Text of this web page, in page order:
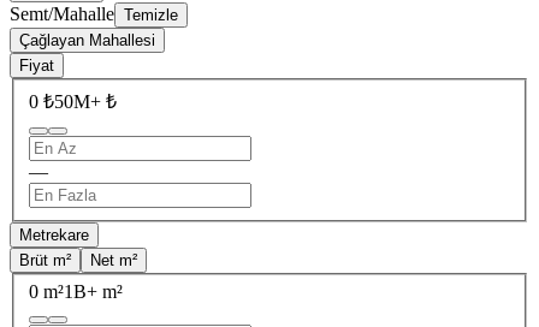
Semt/Mahalle Temizle
Çağlayan Mahallesi
Fiyat
0 ₺50M+ ₺
—
Metrekare
Brüt m²
Net m²
0 m²1B+ m²